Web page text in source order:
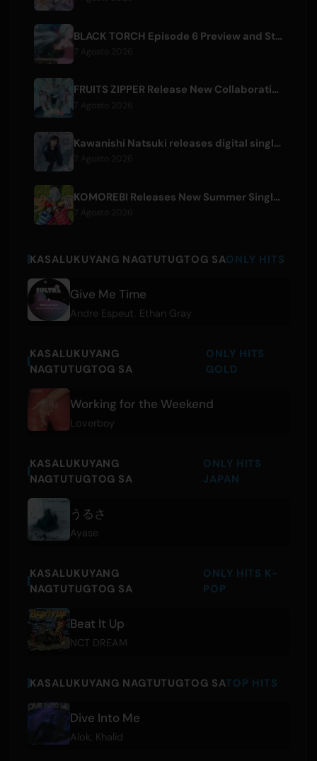
BLACK TORCH Episode 6 Preview and Streaming Details
FRUITS ZIPPER Release New Collaboration Song '1,2,3,FOOOOUR'
Kawanishi Natsuki releases digital single 'Sayonara wa Ichiban Kirei na Atashi de'
KOMOREBI Releases New Summer Single 'Letsu Natsu'
KASALUKUYANG NAGTUTUGTOG SAONLY HITS
Give Me Time
Andre Espeut Ethan Gray
KASALUKUYANG
NAGTUTUGTOG SA
ONLY HITS
GOLD
Working for the Weekend
Loverboy
KASALUKUYANG
NAGTUTUGTOG SA
ONLY HITS
JAPAN
うるさ
Ayase
KASALUKUYANG
NAGTUTUGTOG SA
ONLY HITS K-
POP
Beat It Up
NCT DREAM
KASALUKUYANG NAGTUTUGTOG SATOP HITS
Dive Into Me
Alok Khalid